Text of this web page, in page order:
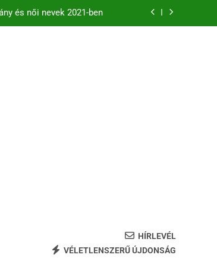
és női nevek 2021-ben
HÍRLEVÉL
VÉLETLENSZERŰ ÚJDONSÁG